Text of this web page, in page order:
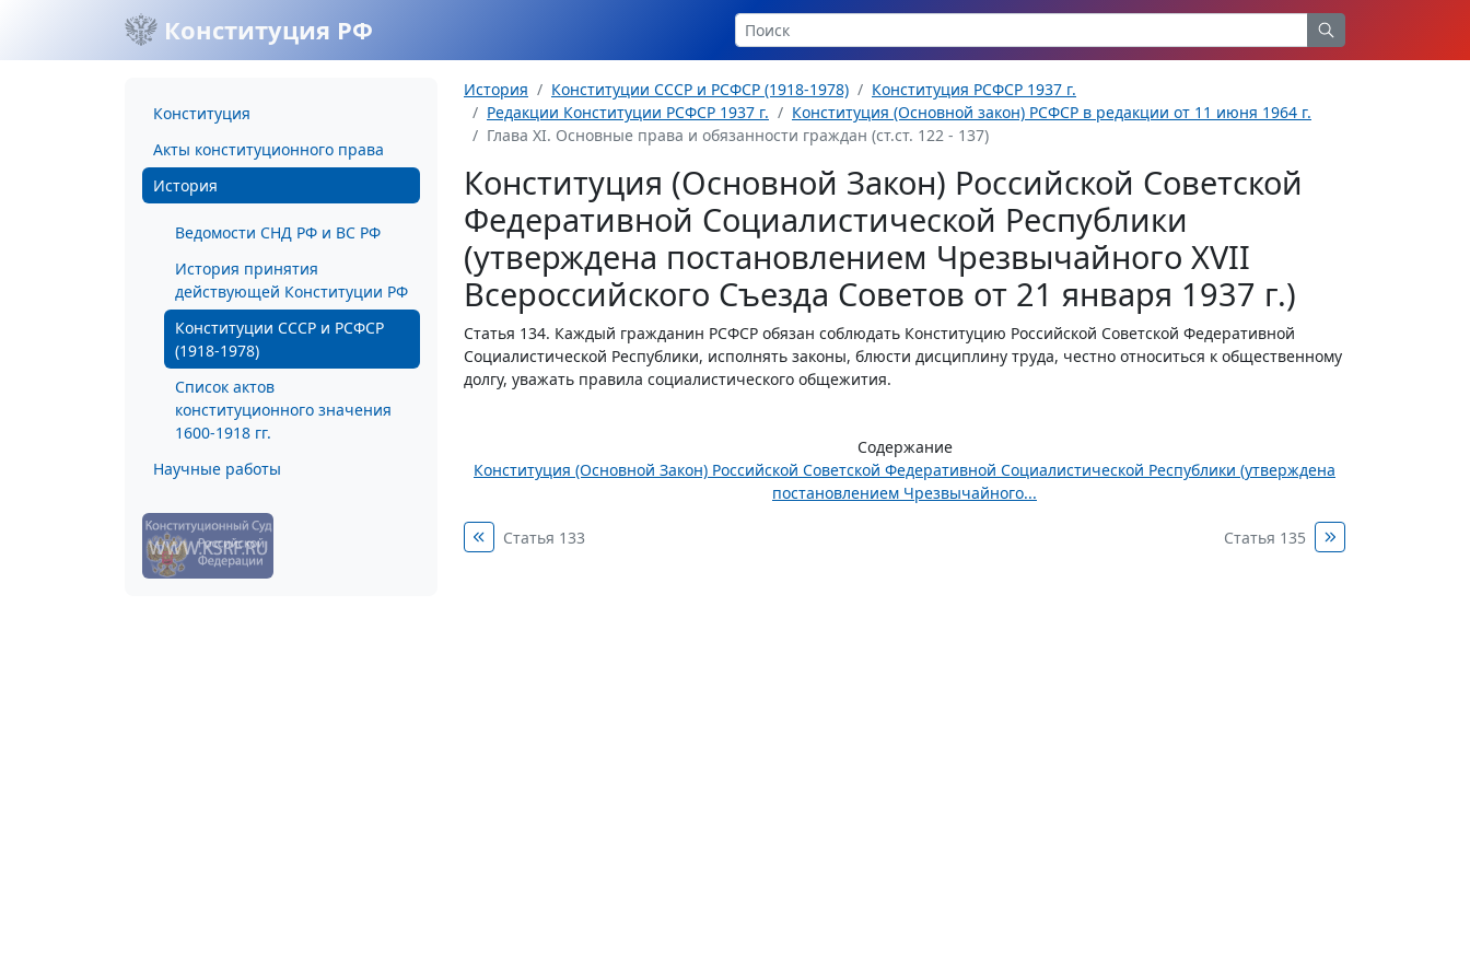
Конституция РФ
Конституция
Акты конституционного права
История
Ведомости СНД РФ и ВС РФ
История принятия
действующей Конституции РФ
Конституции СССР и РСФСР
(1918-1978)
Список актов
конституционного значения
1600-1918 гг.
Научные работы
История Конституции СССР и РСФСР (1918-1978)
Конституция РСФСР 1937 г.
Редакции Конституции РСФСР 1937 г.
Конституция (Основной закон) РСФСР в редакции от 11 июня 1964 г.
Глава XI. Основные права и обязанности граждан (ст.ст. 122 - 137)
Конституция (Основной Закон) Российской Советской
Федеративной Социалистической Республики
(утверждена постановлением Чрезвычайного XVII
Всероссийского Съезда Советов от 21 января 1937 г.)
Статья 134. Каждый гражданин РСФСР обязан соблюдать Конституцию Российской Советской Федеративной
Социалистической Республики, исполнять законы, блюсти дисциплину труда, честно относиться к общественному
долгу, уважать правила социалистического общежития.
Содержание
Конституция (Основной Закон) Российской Советской Федеративной Социалистической Республики (утверждена
постановлением Чрезвычайного...
Статья 133 Статья 135